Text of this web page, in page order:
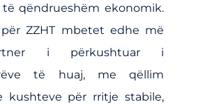
qëndrueshëm ekonomik.
për ZZHT mbetet edhe më
i përkushtuar i
të huaj, me qëllim
kushteve për rritje stabile,